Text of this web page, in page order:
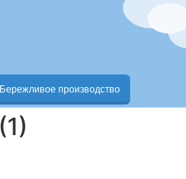
Бережливое производство